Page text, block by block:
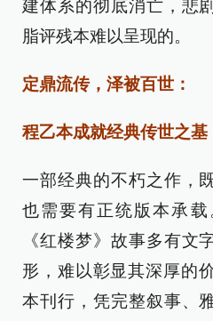
建体系的彻底消亡，悲
脂评残本难以呈现的。
定鼎流传，泽被百世：
程乙本成就经典传世之基
一部经典的不朽之作，
也需要有正统版本承载
《红楼梦》故事多有文
形，难以彰显其深厚的
本刊行，凭完整叙事、